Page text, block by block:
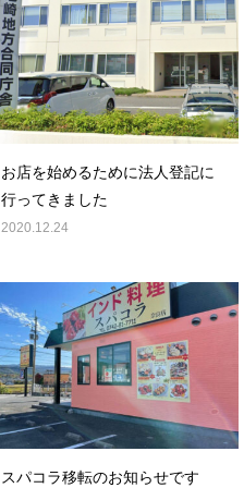
お店を始めるために法人登記に
行ってきました
2020.12.24
スパコラ移転のお知らせです